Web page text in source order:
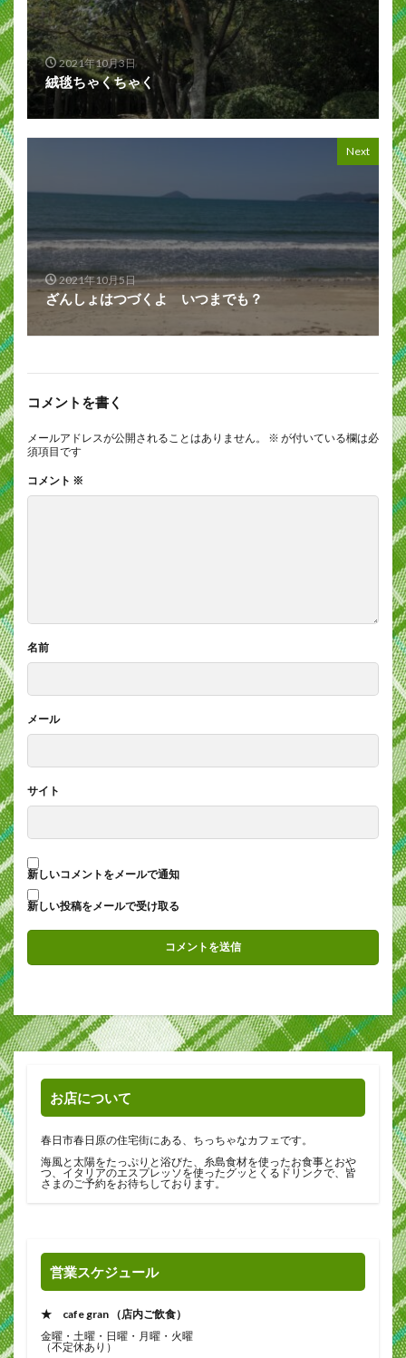
2021年10月3日
絨毯ちゃくちゃく
Next
2021年10月5日
ざんしょはつづくよ いつまでも？
コメントを書く
メールアドレスが公開されることはありません。 ※ が付いている欄は必
須項目です
コメント ※
名前
メール
サイト
新しいコメントをメールで通知
新しい投稿をメールで受け取る
お店について
春日市春日原の住宅街にある、ちっちゃなカフェです。
海風と太陽をたっぷりと浴びた、糸島食材を使ったお食事とおや
つ、イタリアのエスプレッソを使ったグッとくるドリンクで、皆
さまのご予約をお待ちしております。
営業スケジュール
★ cafe gran （店内ご飲食）
金曜・土曜・日曜・月曜・火曜
（不定休あり）